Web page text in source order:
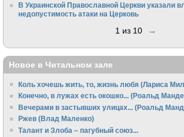
В Украинской Православной Церкви указали
недопустимость атаки на Церковь
1 из 10 →
Новое в Читальном зале
Коль хочешь жить, то, жизнь любя (Лариса
Конечно, в лужах есть окошко... (Роальд
Вечерами в застывших улицах... (Роальд
Ржев (Влад Маленко)
Талант и Злоба – пагубный союз...